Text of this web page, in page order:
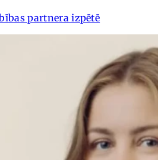
partnera izpētē